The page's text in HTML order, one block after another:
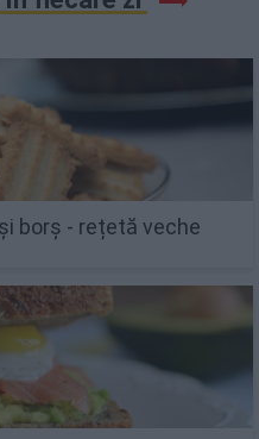
borș - rețetă veche